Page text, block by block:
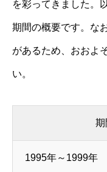
を彩ってきました。
期間の概要です。な
があるため、おおよ
い。
期
1995年～1999年